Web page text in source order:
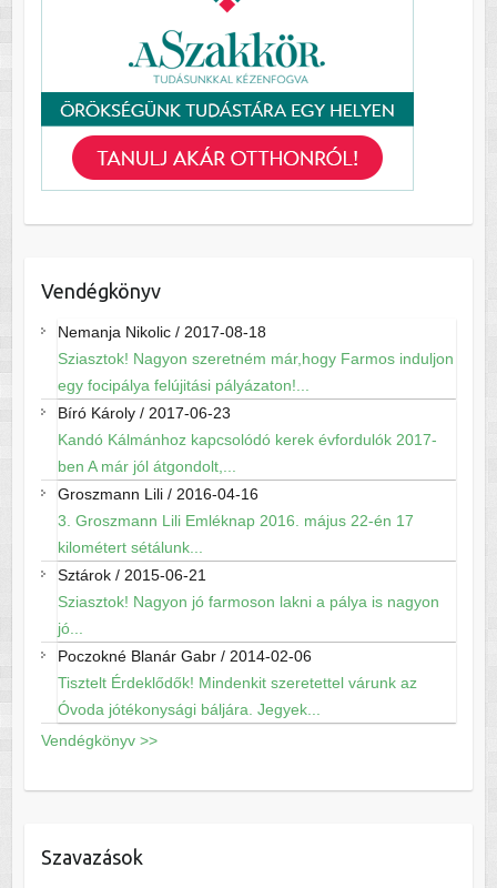
Vendégkönyv
Nemanja Nikolic/ 2017-08-18
Sziasztok! Nagyon szeretném már,hogy Farmos induljon
egy focipálya felújitási pályázaton!...
Bíró Károly/ 2017-06-23
Kandó Kálmánhoz kapcsolódó kerek évfordulók 2017-
ben A már jól átgondolt,...
Groszmann Lili/ 2016-04-16
3. Groszmann Lili Emléknap 2016. május 22-én 17
kilométert sétálunk...
Sztárok/ 2015-06-21
Sziasztok! Nagyon jó farmoson lakni a pálya is nagyon
jó...
Poczokné Blanár Gabr/ 2014-02-06
Tisztelt Érdeklődők! Mindenkit szeretettel várunk az
Óvoda jótékonysági báljára. Jegyek...
Vendégkönyv >>
Szavazások